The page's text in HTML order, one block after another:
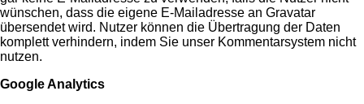
wünschen, dass die eigene E-Mailadresse an Gravatar
übersendet wird. Nutzer können die Übertragung der Daten
komplett verhindern, indem Sie unser Kommentarsystem nicht
nutzen.
Google Analytics